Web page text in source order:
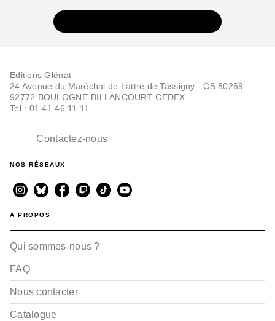
Editions Glénat
24 Avenue du Maréchal de Lattre de Tassigny - CS 80269
92772 BOULOGNE-BILLANCOURT CEDEX
Tel : 01.41.46.11.11
Contactez-nous
NOS RÉSEAUX
A PROPOS
Qui sommes-nous ?
FAQ
Nous contacter
Catalogue